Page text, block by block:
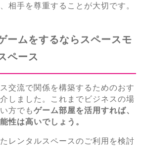
相手を尊重することが大切です。
ームをするならスペースモ
ペース
交流で関係を構築するためのおす
しました。これまでビジネスの場
方でもゲーム部屋を活用すれば、
性は高いでしょう。
レンタルスペースのご利用を検討